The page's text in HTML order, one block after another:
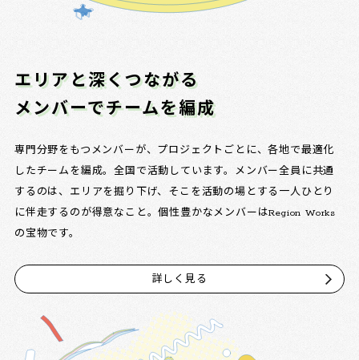
エリアと深くつながる
メンバーでチームを編成
専門分野をもつメンバーが、プロジェクトごとに、各地で最適化
したチームを編成。全国で活動しています。メンバー全員に共通
するのは、エリアを掘り下げ、そこを活動の場とする一人ひとり
に伴走するのが得意なこと。個性豊かなメンバーはRegion Works
の宝物です。
詳しく見る